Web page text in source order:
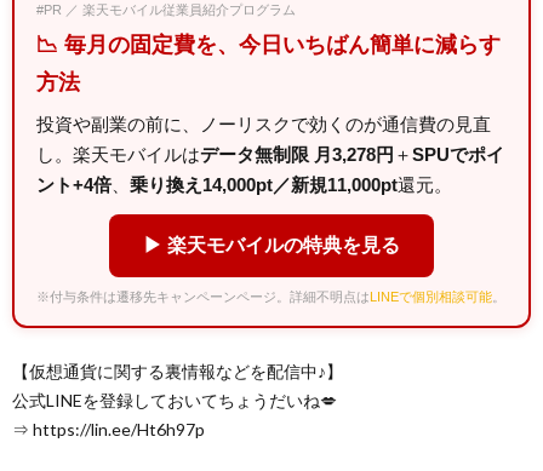
#PR ／ 楽天モバイル従業員紹介プログラム
📉 毎月の固定費を、今日いちばん簡単に減らす
方法
投資や副業の前に、ノーリスクで効くのが通信費の見直
し。楽天モバイルはデータ無制限 月3,278円 ＋SPUでポイ
ント+4倍
乗り換え14,000pt／新規11,000pt還元。
▶ 楽天モバイルの特典を見る
※付与条件は遷移先キャンペーンページ。詳細不明点はLINEで個別相談可能
【仮想通貨に関する裏情報などを配信中♪】
公式LINEを登録しておいてちょうだいね💋
⇒ https://lin.ee/Ht6h97p